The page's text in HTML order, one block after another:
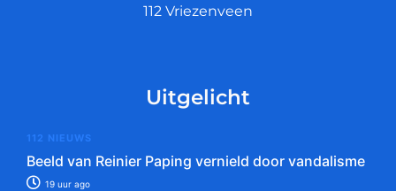
112 Vriezenveen
Uitgelicht
112 NIEUWS
Beeld van Reinier Paping vernield door vandalisme
19 uur ago